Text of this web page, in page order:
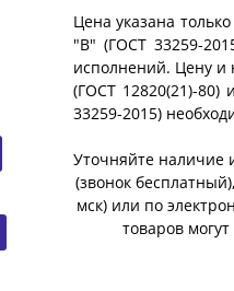
Цена указана
"B" (ГОСТ 33259-
исполнений. Цену
(ГОСТ 12820(21)-80)
33259-2015)
Уточняйте наличие
(звонок
мск) или по
товаров